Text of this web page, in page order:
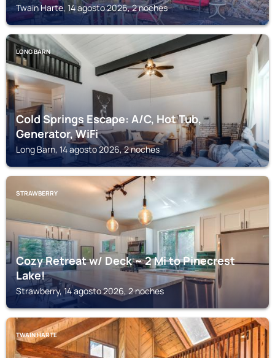
Twain Harte, 14 agosto 2026, 2 noches
LONG BARN
Cold Springs Escape: A/C, Hot Tub,
Generator, WiFi
Long Barn, 14 agosto 2026, 2 noches
STRAWBERRY
Cozy Retreat w/ Deck ~ 2 Mi to Pinecrest
Lake!
Strawberry, 14 agosto 2026, 2 noches
TWAIN HARTE